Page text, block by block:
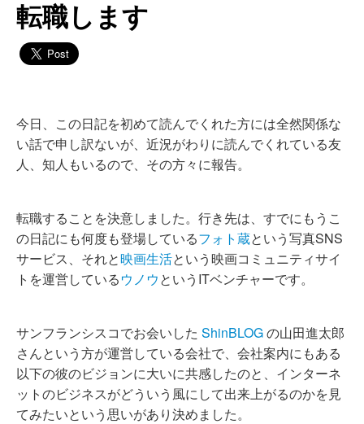
転職します
今日、この日記を初めて読んでくれた方には全然関係な
い話で申し訳ないが、近況がわりに読んでくれている友
人、知人もいるので、その方々に報告。
転職することを決意しました。行き先は、すでにもうこ
の日記にも何度も登場しているフォト蔵という写真SNS
サービス、それと映画生活という映画コミュニティサイ
トを運営しているウノウというITベンチャーです。
サンフランシスコでお会いした ShinBLOGの山田進太郎
さんという方が運営している会社で、会社案内にもある
以下の彼のビジョンに大いに共感したのと、インターネ
ットのビジネスがどういう風にして出来上がるのかを見
てみたいという思いがあり決めました。